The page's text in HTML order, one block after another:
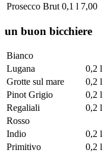
Prosecco Brut 0,1 l 7,00
un buon bicchiere
Bianco
Lugana
0,2 l
Grotte sul mare
0,2 l
Pinot Grigio
0,2 l
Regaliali
0,2 l
Rosso
Indio
0,2 l
Primitivo
0,2 l